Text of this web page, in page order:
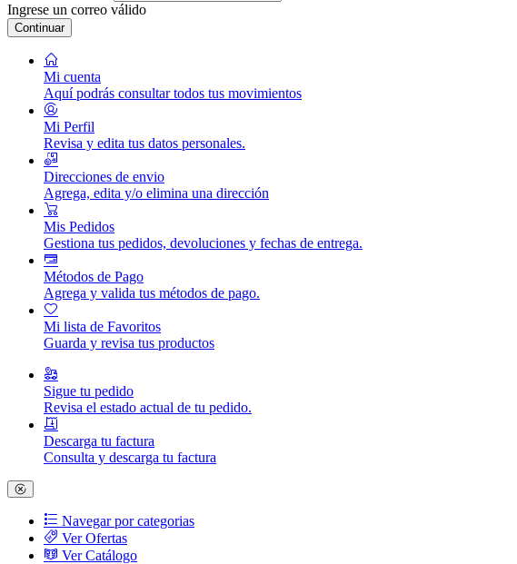
Ingrese un correo válido
Continuar
Mi cuenta
Aquí podrás consultar todos tus movimientos
Mi Perfil
Revisa y edita tus datos personales.
Direcciones de envio
Agrega, edita y/o elimina una dirección
Mis Pedidos
Gestiona tus pedidos, devoluciones y fechas de entrega.
Métodos de Pago
Agrega y valida tus métodos de pago.
Mi lista de Favoritos
Guarda y revisa tus productos
Sigue tu pedido
Revisa el estado actual de tu pedido.
Descarga tu factura
Consulta y descarga tu factura
Navegar por categorias
Ver Ofertas
Ver Catálogo